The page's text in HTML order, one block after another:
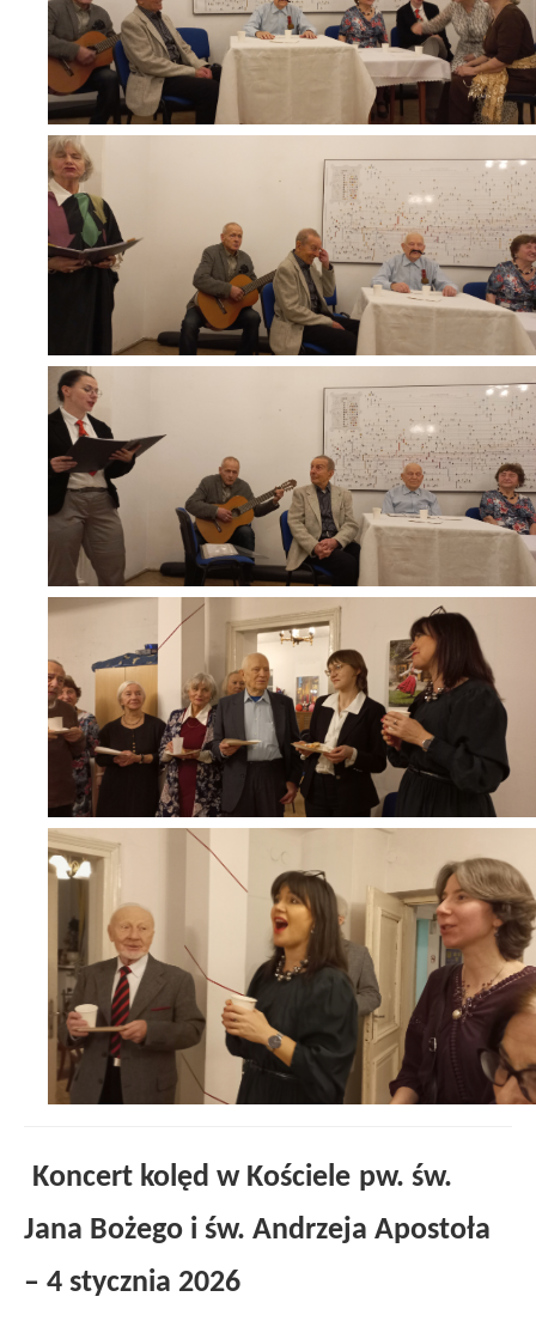
Koncert kolęd w Kościele pw. św.
Jana Bożego i św. Andrzeja Apostoła
– 4 stycznia 2026